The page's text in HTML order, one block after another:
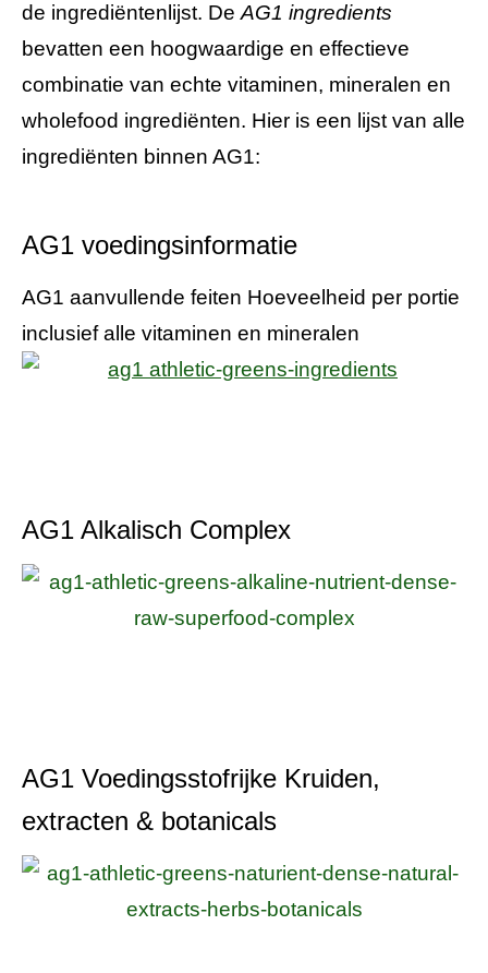
de ingrediëntenlijst. De AG1 ingredients
bevatten een hoogwaardige en effectieve
combinatie van echte vitaminen, mineralen en
wholefood ingrediënten. Hier is een lijst van alle
ingrediënten binnen AG1:
AG1 voedingsinformatie
AG1 aanvullende feiten Hoeveelheid per portie
inclusief alle vitaminen en mineralen
AG1 Alkalisch Complex
AG1 Voedingsstofrijke Kruiden,
extracten & botanicals